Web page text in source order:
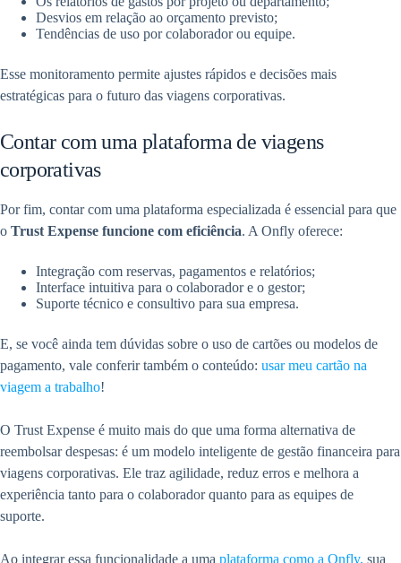
Desvios em relação ao orçamento previsto;
Tendências de uso por colaborador ou equipe.
Esse monitoramento permite ajustes rápidos e decisões mais
estratégicas para o futuro das viagens corporativas.
Contar com uma plataforma de viagens
corporativas
Por fim, contar com uma plataforma especializada é essencial para que
o Trust Expense funcione com eficiência. A Onfly oferece:
Integração com reservas, pagamentos e relatórios;
Interface intuitiva para o colaborador e o gestor;
Suporte técnico e consultivo para sua empresa.
E, se você ainda tem dúvidas sobre o uso de cartões ou modelos de
pagamento, vale conferir também o conteúdo: usar meu cartão na
viagem a trabalho!
O Trust Expense é muito mais do que uma forma alternativa de
reembolsar despesas: é um modelo inteligente de gestão financeira para
viagens corporativas. Ele traz agilidade, reduz erros e melhora a
experiência tanto para o colaborador quanto para as equipes de
suporte.
Ao integrar essa funcionalidade a uma plataforma como a Onfly, sua